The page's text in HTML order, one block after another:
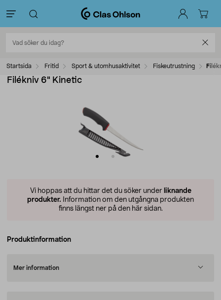
Startsida Fritid Sport & utomhusaktivitet Fiskeutrustning
Filékniv 6" Kinetic
Vi hoppas att du hittar det du söker under liknande
produkter. Information om den utgångna produkten
finns längst ner på den här sidan.
Produktinformation
Mer information